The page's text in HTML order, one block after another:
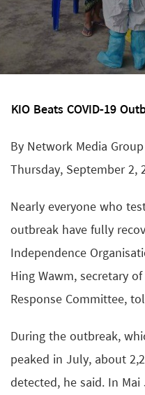
KIO Beats COVID-19
By Network Media Group
Thursday, September 2,
Nearly everyone who
outbreak have fully
Independence
Hing Wawm, secretary
Response Committee,
During the outbreak,
peaked in July, about
detected, he said. In